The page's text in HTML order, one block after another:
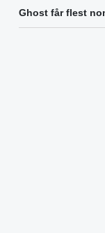
Ghost får flest